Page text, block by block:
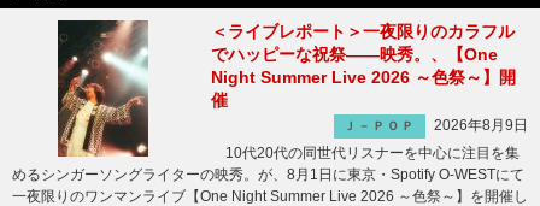
＜ライブレポート＞一夜限りのカラフル
でハッピーな祝祭――映秀。、【One
Night Summer Live 2026 ～色祭～】開
催
Ｊ－ＰＯＰ
2026年8月9日
10代20代の同世代リスナーを中心に注目を集
めるシンガーソングライターの映秀。が、8月1日に東京・Spotify O-WESTにて
一夜限りのワンマンライブ【One Night Summer Live 2026 ～色祭～】を開催し